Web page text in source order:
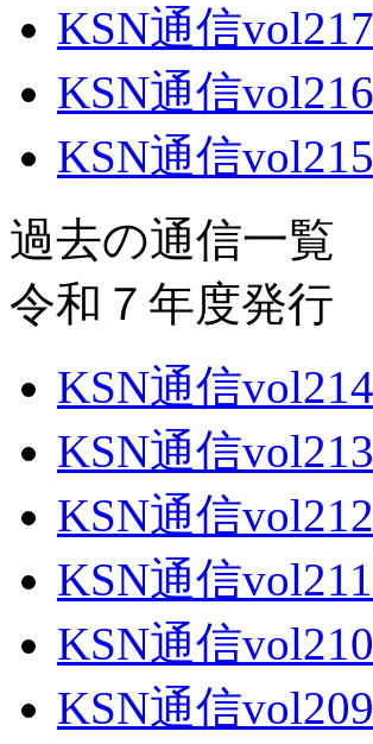
KSN通信
KSN通信
KSN通信
過去の通信一覧
令和７年度発行
KSN通信
KSN通信
KSN通信
KSN通信
KSN通信
KSN通信